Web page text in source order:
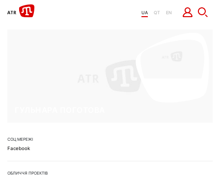
UA QT EN
СОЦ МЕРЕЖІ
Facebook
ОБЛИЧЧЯ ПРОЕКТІВ